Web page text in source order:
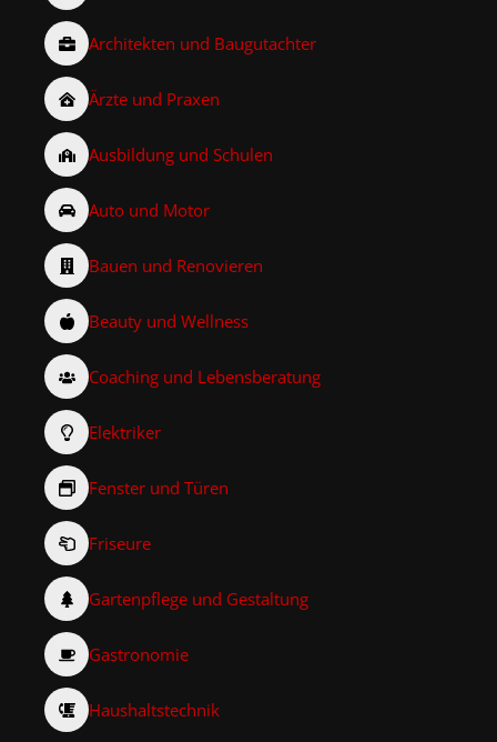
Architekten und Baugutachter
Ärzte und Praxen
Ausbildung und Schulen
Auto und Motor
Bauen und Renovieren
Beauty und Wellness
Coaching und Lebensberatung
Elektriker
Fenster und Türen
Friseure
Gartenpflege und Gestaltung
Gastronomie
Haushaltstechnik